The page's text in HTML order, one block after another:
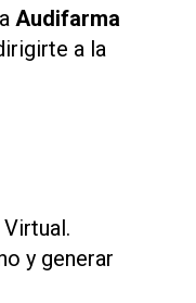
Audifarma
a la
y generar